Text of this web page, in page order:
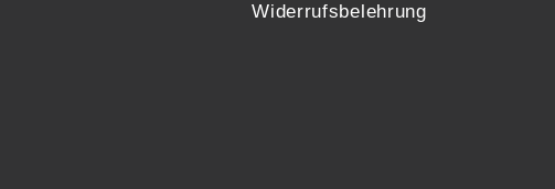
Widerrufsbelehrung